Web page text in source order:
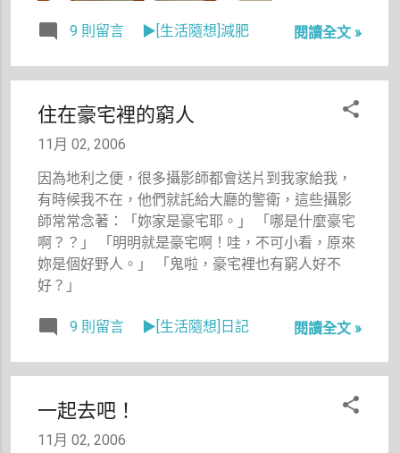
的紅色芒花
趕緊回家跟
大家分享那
褲）都慢慢
袋。最明顯
的就是我去
年爬玉山買
服大一點還
可以穿，褲
子完全呈現
無法穿的狀
況，因為如
位置，那麼
大片布袋垂
在那裡，如
果想把褲頭
9 則留言 ▶[生活隨想]減肥 閱讀全文 »
住在豪宅裡的窮人
11月 02, 2006
因為地利之便，很多攝影師都會送片到我家給我，
有時候我不在，他們就託給大廳的警衛，這些攝影
師常常念著：「妳家是豪宅耶。」 「哪是什麼豪宅
啊？？」 「明明就是豪宅啊！哇，不可小看，原來
妳是個好野人。」 「鬼啦，豪宅裡也有窮人好不
好？」
9 則留言 ▶[生活隨想]日記 閱讀全文 »
一起去吧！
11月 02, 2006